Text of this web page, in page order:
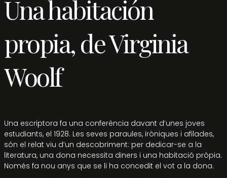
Una habitación
propia, de Virginia
Woolf
Una escriptora fa una conferència davant d’unes joves
estudiants, el 1928. Les seves paraules, iròniques i afilades,
són el relat viu d’un descobriment: per dedicar-se a la
literatura, una dona necessita diners i una habitació pròpia.
Només fa nou anys que se li ha concedit el vot a la dona.